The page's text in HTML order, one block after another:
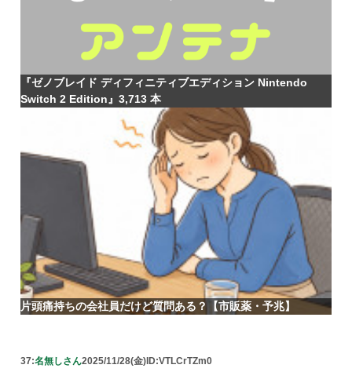
『ゼノブレイド ディフィニティブエディション Nintendo
Switch 2 Edition』3,713 本
片頭痛持ちの会社員だけど質問ある？【市販薬・予兆】
37:名無しさん2025/11/28(金) ID:VTLCrTZm0